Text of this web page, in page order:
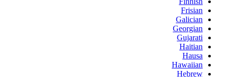
Frisian
Galician
Georgian
Gujarati
Haitian
Hausa
Hawaiian
Hebrew